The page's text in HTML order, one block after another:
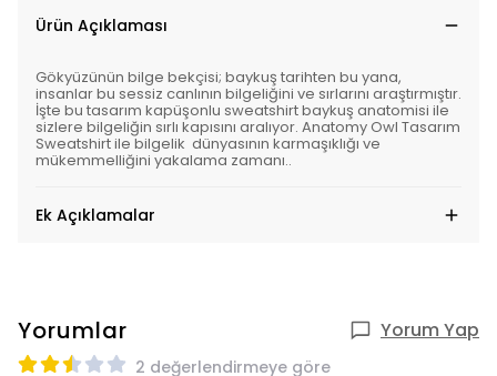
Ürün Açıklaması
Gökyüzünün bilge bekçisi; baykuş tarihten bu yana,
insanlar bu sessiz canlının bilgeliğini ve sırlarını araştırmıştır.
İşte bu tasarım kapüşonlu sweatshirt baykuş anatomisi ile
sizlere bilgeliğin sırlı kapısını aralıyor. Anatomy Owl Tasarım
Sweatshirt ile bilgelik dünyasının karmaşıklığı ve
mükemmelliğini yakalama zamanı..
Ek Açıklamalar
Yorumlar Yorum Yap
2 değerlendirmeye göre